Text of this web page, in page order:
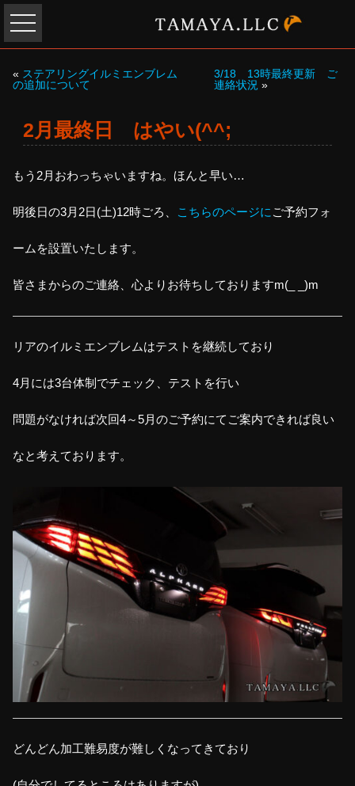
« ステアリングイルミエンブレム
の追加について
3/18 13時最終更新 ご
連絡状況 »
2月最終日 はやい(^^;
もう2月おわっちゃいますね。ほんと早い…
明後日の3月2日(土)12時ごろ、 こちらのページに ご予約フォ
ームを設置いたします。
皆さまからのご連絡、心よりお待ちしておりますm(_ _)m
リアのイルミエンブレムはテストを継続しており
4月には3台体制でチェック、テストを行い
問題がなければ次回4～5月のご予約にてご案内できれば良い
なと考えております。
どんどん加工難易度が難しくなってきており